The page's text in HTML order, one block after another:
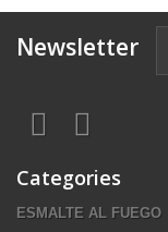
Newsletter
Categories
ESMALTE AL FUEGO